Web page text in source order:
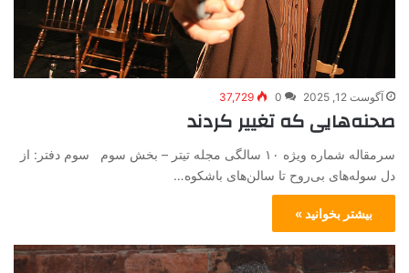
آگوست 12, 2025 0
37,729
صحنه‌هایی که تغییر کردند
سرمقاله شماره ویژه ۱۰ سالگی مجله تیتر – بخش سوم سوم دفتر: از
دل سوله‌های بی‌روح تا سالن‌های باشکوه…
بیشتر بخوانید »